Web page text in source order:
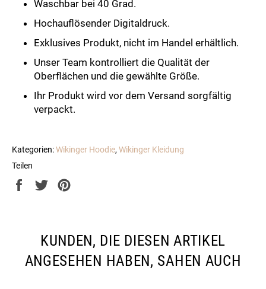
Waschbar bei 40 Grad.
Hochauflösender Digitaldruck.
Exklusives Produkt, nicht im Handel erhältlich.
Unser Team kontrolliert die Qualität der
Oberflächen und die gewählte Größe.
Ihr Produkt wird vor dem Versand sorgfältig
verpackt.
Kategorien:Wikinger Hoodie,Wikinger Kleidung
Teilen
Auf
Auf
KUNDEN, DIE DIESEN ARTIKEL
ANGESEHEN HABEN, SAHEN AUCH